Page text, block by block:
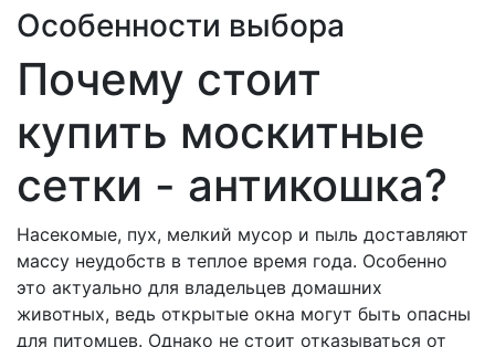
Особенности выбора
Почему стоит
купить москитные
сетки - антикошка?
Насекомые, пух, мелкий мусор и пыль доставляют
массу неудобств в теплое время года. Особенно
это актуально для владельцев домашних
животных, ведь открытые окна могут быть опасны
для питомцев. Однако не стоит отказываться от